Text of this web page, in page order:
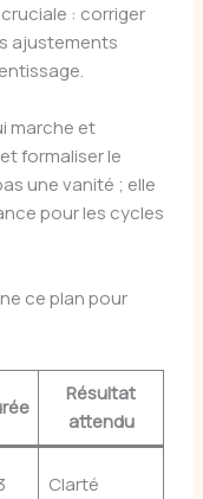
: corriger
ajustements
marche et
formaliser le
une vanité ; elle
pour les cycles
ce plan pour
Résultat
attendu
Clarté